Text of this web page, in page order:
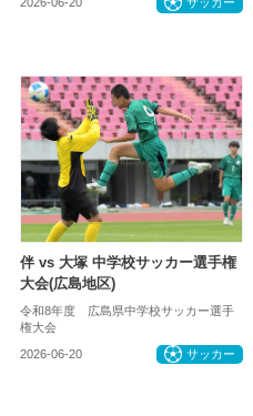
2026-06-20 サッカー
伴 vs 大塚 中学校サッカー選手権
大会(広島地区)
令和8年度 広島県中学校サッカー選手
権大会
2026-06-20 サッカー